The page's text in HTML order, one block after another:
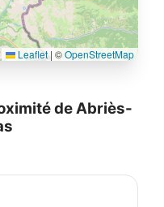
Leaflet | ©OpenStreetMap
de Abriès-